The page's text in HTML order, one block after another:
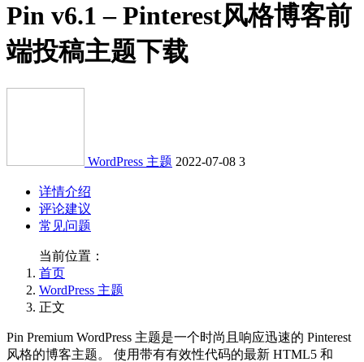
Pin v6.1 – Pinterest风格博客前
端投稿主题下载
WordPress 主题 2022-07-08 3
详情介绍
评论建议
常见问题
当前位置：
首页
WordPress 主题
正文
Pin Premium WordPress 主题是一个时尚且响应迅速的 Pinterest
风格的博客主题。 使用带有有效性代码的最新 HTML5 和